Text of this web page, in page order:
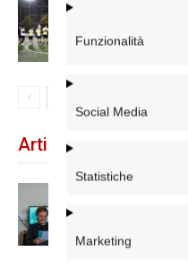
Funzionalità
Social Media
Statistiche
Marketing
Us Acli
calcio a
Articoli recenti